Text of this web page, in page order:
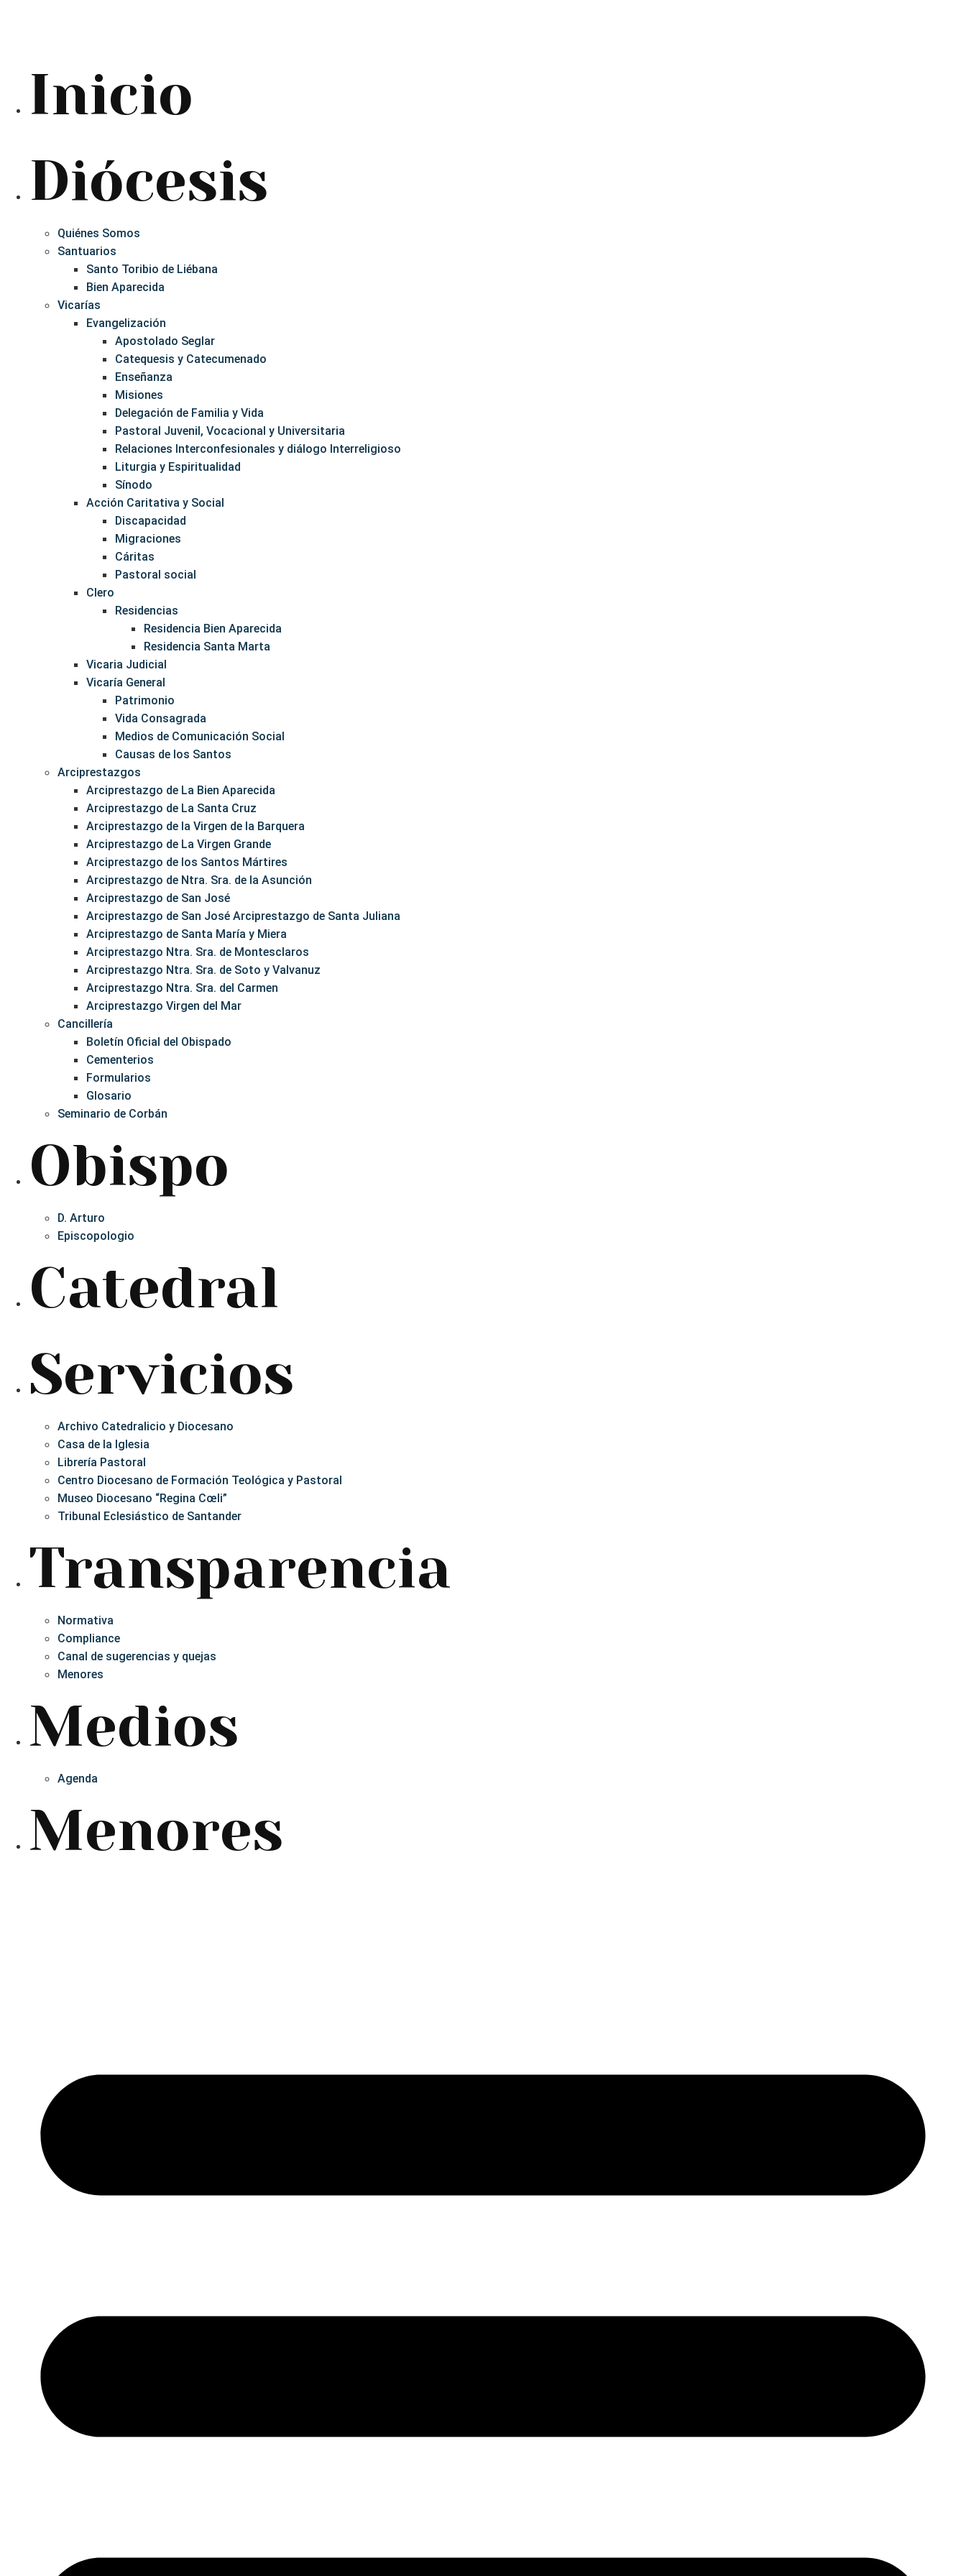
Inicio
Diócesis
Quiénes Somos
Santuarios
Santo Toribio de Liébana
Bien Aparecida
Vicarías
Evangelización
Apostolado Seglar
Catequesis y Catecumenado
Enseñanza
Misiones
Delegación de Familia y Vida
Pastoral Juvenil, Vocacional y Universitaria
Relaciones Interconfesionales y diálogo Interreligioso
Liturgia y Espiritualidad
Sínodo
Acción Caritativa y Social
Discapacidad
Migraciones
Cáritas
Pastoral social
Clero
Residencias
Residencia Bien Aparecida
Residencia Santa Marta
Vicaria Judicial
Vicaría General
Patrimonio
Vida Consagrada
Medios de Comunicación Social
Causas de los Santos
Arciprestazgos
Arciprestazgo de La Bien Aparecida
Arciprestazgo de La Santa Cruz
Arciprestazgo de la Virgen de la Barquera
Arciprestazgo de La Virgen Grande
Arciprestazgo de los Santos Mártires
Arciprestazgo de Ntra. Sra. de la Asunción
Arciprestazgo de San José
Arciprestazgo de San José Arciprestazgo de Santa Juliana
Arciprestazgo de Santa María y Miera
Arciprestazgo Ntra. Sra. de Montesclaros
Arciprestazgo Ntra. Sra. de Soto y Valvanuz
Arciprestazgo Ntra. Sra. del Carmen
Arciprestazgo Virgen del Mar
Cancillería
Boletín Oficial del Obispado
Cementerios
Formularios
Glosario
Seminario de Corbán
Obispo
D. Arturo
Episcopologio
Catedral
Servicios
Archivo Catedralicio y Diocesano
Casa de la Iglesia
Librería Pastoral
Centro Diocesano de Formación Teológica y Pastoral
Museo Diocesano “Regina Cœli”
Tribunal Eclesiástico de Santander
Transparencia
Normativa
Compliance
Canal de sugerencias y quejas
Menores
Medios
Agenda
Menores